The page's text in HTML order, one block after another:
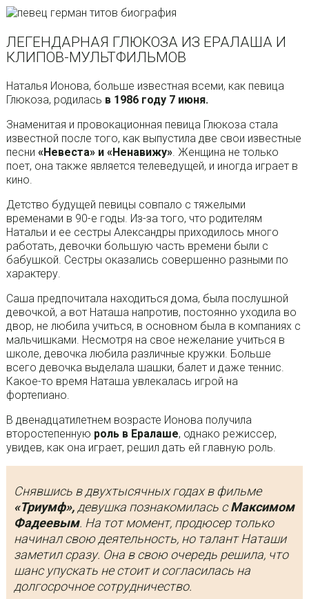
ЛЕГЕНДАРНАЯ ГЛЮКОЗА ИЗ ЕРАЛАША И
КЛИПОВ-МУЛЬТФИЛЬМОВ
Наталья Ионова, больше известная всеми, как певица
Глюкоза, родилась в 1986 году 7 июня.
Знаменитая и провокационная певица Глюкоза стала
известной после того, как выпустила две свои известные
песни «Невеста» и «Ненавижу». Женщина не только
поет, она также является телеведущей, и иногда играет в
кино.
Детство будущей певицы совпало с тяжелыми
временами в 90-е годы. Из-за того, что родителям
Натальи и ее сестры Александры приходилось много
работать, девочки большую часть времени были с
бабушкой. Сестры оказались совершенно разными по
характеру.
Саша предпочитала находиться дома, была послушной
девочкой, а вот Наташа напротив, постоянно уходила во
двор, не любила учиться, в основном была в компаниях с
мальчишками. Несмотря на свое нежелание учиться в
школе, девочка любила различные кружки. Больше
всего девочка выделала шашки, балет и даже теннис.
Какое-то время Наташа увлекалась игрой на
фортепиано.
В двенадцатилетнем возрасте Ионова получила
второстепенную роль в Ералаше, однако режиссер,
увидев, как она играет, решил дать ей главную роль.
Снявшись в двухтысячных годах в фильме
«Триумф»,девушка познакомилась сМаксимом
Фадеевым. На тот момент, продюсер только
начинал свою деятельность, но талант Наташи
заметил сразу. Она в свою очередь решила, что
шанс упускать не стоит и согласилась на
долгосрочное сотрудничество.